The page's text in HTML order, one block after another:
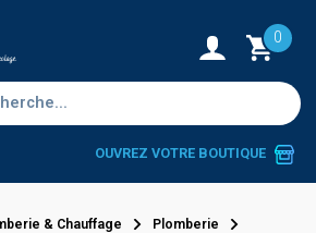
0
OUVREZ VOTRE BOUTIQUE
& Chauffage
Plomberie